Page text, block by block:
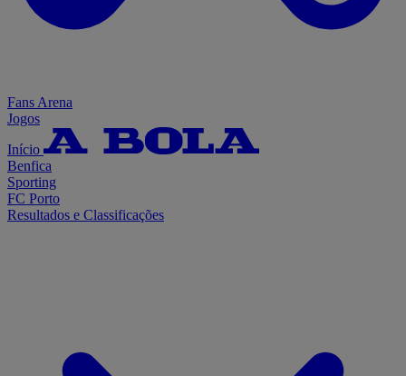
Fans Arena
Jogos
Início
Benfica
Sporting
FC Porto
Resultados e Classificações